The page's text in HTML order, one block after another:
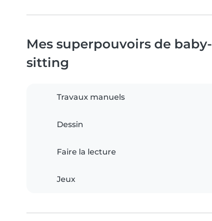
Mes superpouvoirs de baby-
sitting
Travaux manuels
Dessin
Faire la lecture
Jeux